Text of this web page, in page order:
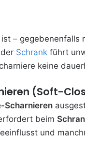
–
Schrank führt
keine
(Soft-
Scharnieren
beim
und